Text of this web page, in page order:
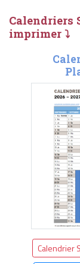
Calendriers
imprimer ⤵
Calendrier